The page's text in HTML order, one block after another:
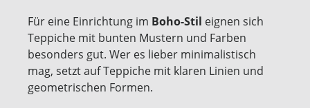
Für eine Einrichtung im Boho-Stil eignen sich
Teppiche mit bunten Mustern und Farben
besonders gut. Wer es lieber minimalistisch
mag, setzt auf Teppiche mit klaren Linien und
geometrischen Formen.